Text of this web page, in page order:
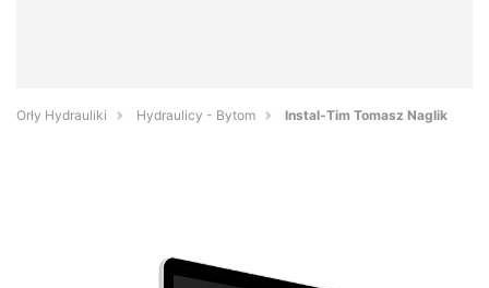
Orły Hydrauliki Hydraulicy - Bytom Instal-Tim Tomasz Naglik